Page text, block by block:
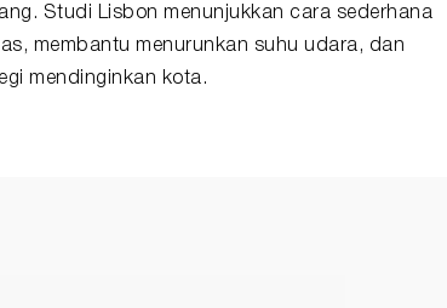
Studi Lisbon menunjukkan cara sederhana
membantu menurunkan suhu udara, dan
mendinginkan kota.